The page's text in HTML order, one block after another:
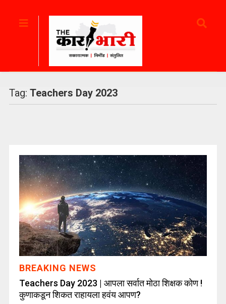
Tag: Teachers Day 2023
BREAKING NEWS
Teachers Day 2023 | आपला सर्वात मोठा शिक्षक कोण !
कुणाकडून शिकत राहायला हवंय आपण?